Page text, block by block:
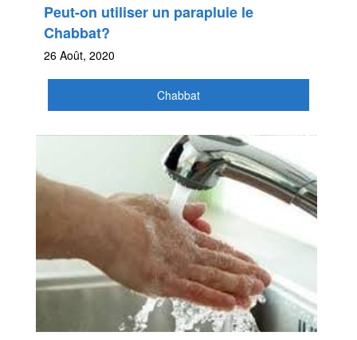
Peut-on utiliser un parapluie le
Chabbat?
26 Août, 2020
Chabbat